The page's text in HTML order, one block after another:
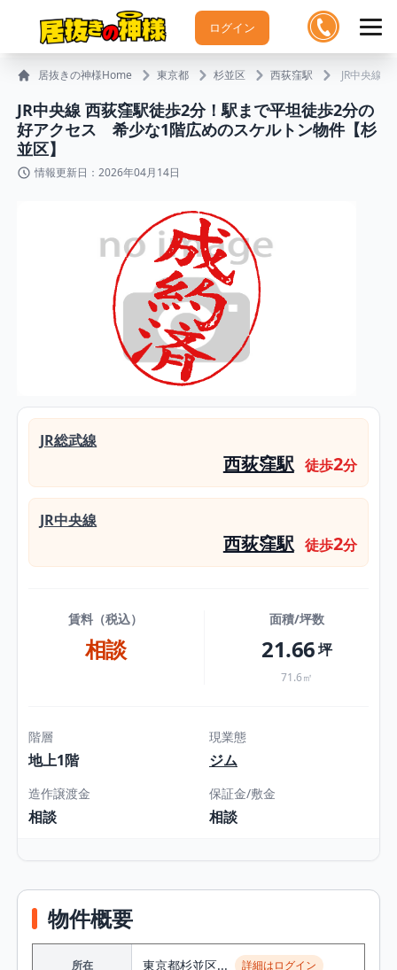
ログイン
居抜きの神様Home 東京都 杉並区 西荻窪駅 JR中央線
JR中央線 西荻窪駅徒歩2分！駅まで平坦徒歩2分の
好アクセス 希少な1階広めのスケルトン物件【杉
並区】
情報更新日：2026年04月14日
JR総武線
西荻窪駅 徒歩2分
JR中央線
西荻窪駅 徒歩2分
賃料（税込）
相談
面積/坪数
21.66坪
71.6㎡
階層
地上1階
現業態
ジム
造作譲渡金
相談
保証金/敷金
相談
物件概要
所在 東京都杉並区... 詳細はログイン